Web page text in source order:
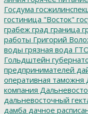
Госдума
гостиница "Восток"
грабеж град граница
работы Григорий
воды грязная вода
Гольдштейн
предпринимателей
оперативная таможня
компания
дальневосточный
дамба дачное